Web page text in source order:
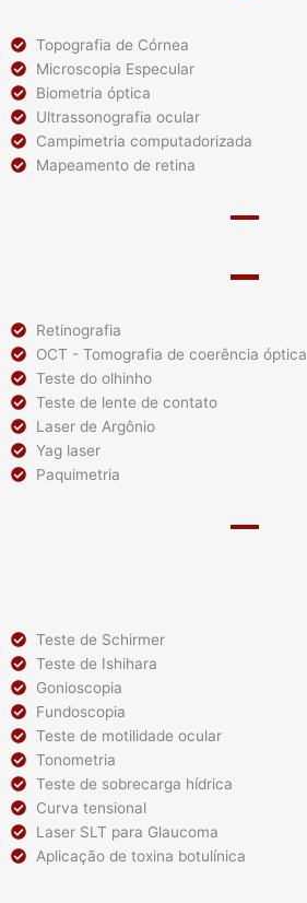
Topografia de Córnea
Microscopia Especular
Biometria óptica
Ultrassonografia ocular
Campimetria computadorizada
Mapeamento de retina
Retinografia
OCT - Tomografia de coerência óptica
Teste do olhinho
Teste de lente de contato
Laser de Argônio
Yag laser
Paquimetria
Teste de Schirmer
Teste de Ishihara
Gonioscopia
Fundoscopia
Teste de motilidade ocular
Tonometria
Teste de sobrecarga hídrica
Curva tensional
Laser SLT para Glaucoma
Aplicação de toxina botulínica